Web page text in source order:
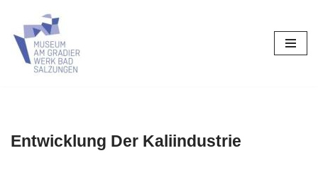
Zum
Inhalt
springen
Entwicklung Der Kaliindustrie